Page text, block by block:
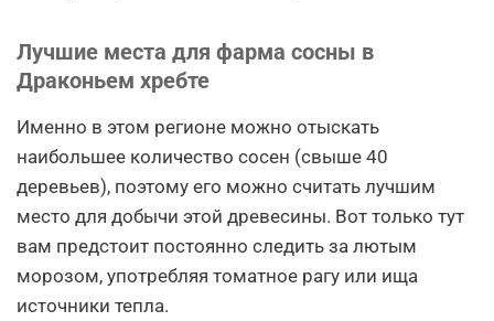
Лучшие места для фарма сосны в
Драконьем хребте
Именно в этом регионе можно отыскать
наибольшее количество сосен (свыше 40
деревьев), поэтому его можно считать лучшим
место для добычи этой древесины. Вот только тут
вам предстоит постоянно следить за лютым
морозом, употребляя томатное рагу или ища
источники тепла.